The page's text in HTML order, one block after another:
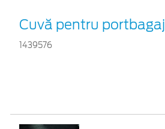
Cuvă pentru portbagaj
1439576